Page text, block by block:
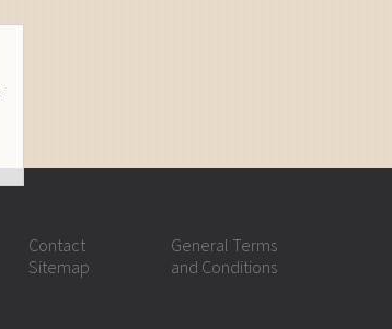
Contact
Sitemap
General Terms
and Conditions